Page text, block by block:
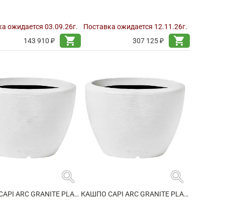
ожидается 03.09.26г.
143 910 ₽
shopping_cart
Поставка ожидается 12.11.26г.
307 125 ₽
shopping_cart
search
КАШПО CAPI ARC GRANITE PLANTER BALL WHITE
search
КАШПО CAPI ARC GRANITE PLANTER BALL WHITE